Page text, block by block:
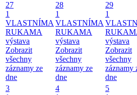
27
1
VLASTNÍMA
RUKAMA
výstava
Zobrazit
všechny
záznamy ze
dne
28
1
VLASTNÍMA
RUKAMA
výstava
Zobrazit
všechny
záznamy ze
dne
29
1
výstava
Zobrazit
všechny
záznamy
dne
3
4
5